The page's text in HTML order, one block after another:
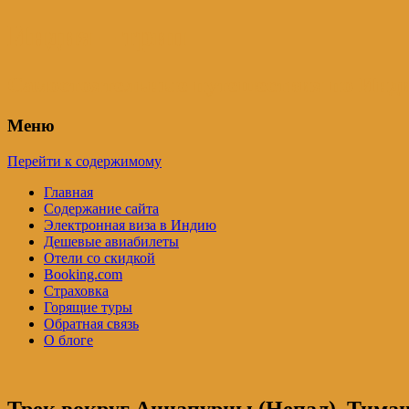
Меню
Перейти к содержимому
Главная
Содержание сайта
Электронная виза в Индию
Дешевые авиабилеты
Отели со скидкой
Booking.com
Страховка
Горящие туры
Обратная связь
О блоге